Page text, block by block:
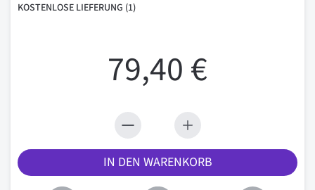
KOSTENLOSE LIEFERUNG (1)
79,40 €
IN DEN WARENKORB